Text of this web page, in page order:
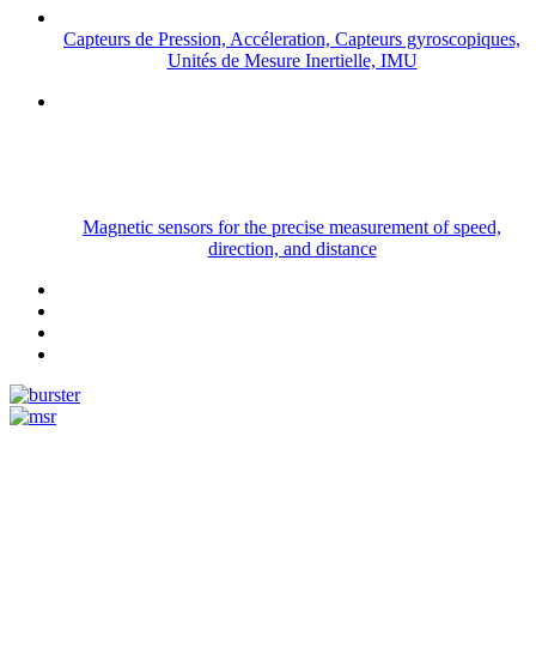
Capteurs de Pression, Accéleration, Capteurs gyroscopiques,
Unités de Mesure Inertielle, IMU
Magnetic sensors for the precise measurement of speed,
direction, and distance